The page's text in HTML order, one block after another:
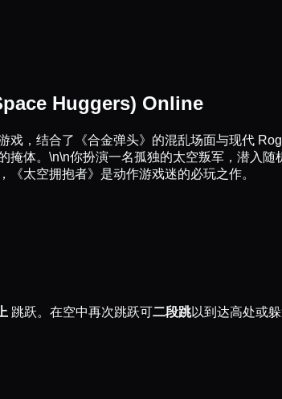
Huggers) Online
戏，结合了《合金弹头》的混乱场面与现代
掩体。\n\n你扮演一名孤独的太空叛军，潜入
太空拥抱者》是动作游戏迷的必玩之作。
上 跳跃。在空中再次跳跃可二段跳以到达高处或躲